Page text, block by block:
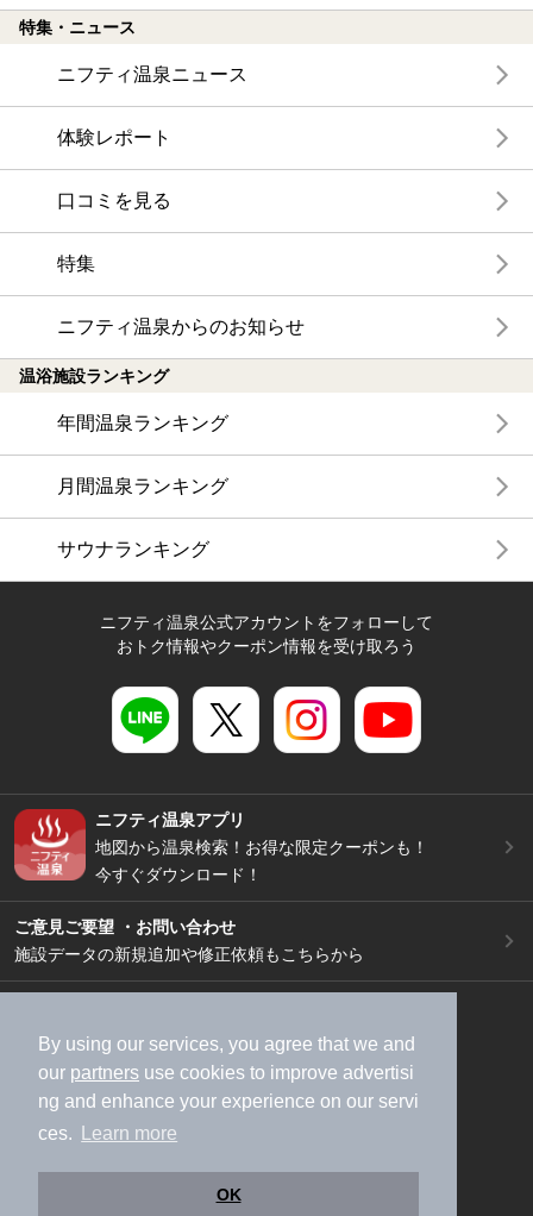
By using our services, you agree that we and
our partners use cookies to improve advertisi
ng and enhance your experience on our servi
ces.
Learn more
OK
特集・ニュース
ニフティ温泉ニュース
体験レポート
口コミを見る
特集
ニフティ温泉からのお知らせ
温浴施設ランキング
年間温泉ランキング
月間温泉ランキング
サウナランキング
ニフティ温泉公式アカウントをフォローして
おトク情報やクーポン情報を受け取ろう
ニフティ温泉アプリ
地図から温泉検索！お得な限定クーポンも！
今すぐダウンロード！
ご意見ご要望 ・お問い合わせ
施設データの新規追加や修正依頼もこちらから
加盟店募集（資料請求）
広告出稿のご案内
利用規約
ライフスタイルMEMBERS+規約
特定商取引法に基づく表記
ヘルプ
採用情報
運営会社